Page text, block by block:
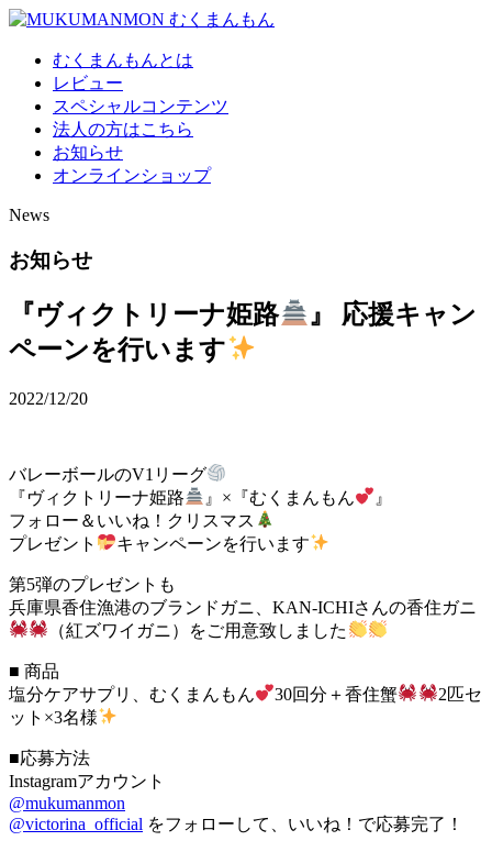
むくまんもんとは
レビュー
スペシャルコンテンツ
法人の方はこちら
お知らせ
オンラインショップ
News
お知らせ
『ヴィクトリーナ姫路
』 応援キャン
ペーンを行います
2022/12/20
バレーボールのV1リーグ
『ヴィクトリーナ姫路
』×『むくまんもん
』
フォロー＆いいね！クリスマス
プレゼント
キャンペーンを行います
第5弾のプレゼントも
兵庫県香住漁港のブランドガニ、KAN-ICHIさんの香住ガニ
（紅ズワイガニ）をご用意致しました
■ 商品
塩分ケアサプリ、むくまんもん
30回分＋香住蟹
2匹セ
ット×3名様
■応募方法
Instagramアカウント
@mukumanmon
@victorina_official をフォローして、いいね！で応募完了！